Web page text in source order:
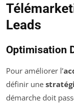
Leads
Optimisation
Pour améliorer l’
définir une
démarche doit